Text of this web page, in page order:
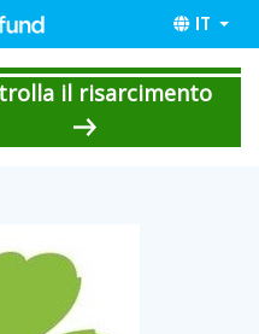
IT
il risarcimento